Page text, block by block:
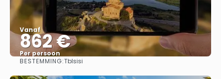
Vanaf
862 €
Per persoon
BESTEMMING:Tblsisi